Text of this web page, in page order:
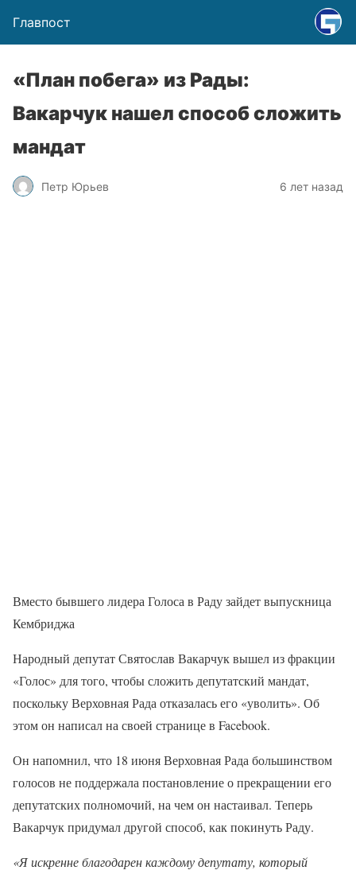
Главпост
«План побега» из Рады:
Вакарчук нашел способ сложить
мандат
Петр Юрьев 6 лет назад
Вместо бывшего лидера Голоса в Раду зайдет выпускница
Кембриджа
Народный депутат Святослав Вакарчук вышел из фракции
«Голос» для того, чтобы сложить депутатский мандат,
поскольку Верховная Рада отказалась его «уволить». Об
этом он написал на своей странице в Facebook.
Он напомнил, что 18 июня Верховная Рада большинством
голосов не поддержала постановление о прекращении его
депутатских полномочий, на чем он настаивал. Теперь
Вакарчук придумал другой способ, как покинуть Раду.
«Я искренне благодарен каждому депутату, который